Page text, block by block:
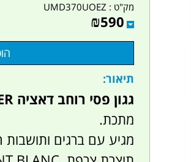
מק"ט : UMD370UOEZ
₪590
תיאור:
גגון פסי רוחב דאציה DOKKER מסחרי.
מתכת.
מגיע עם ברגים ותושבות